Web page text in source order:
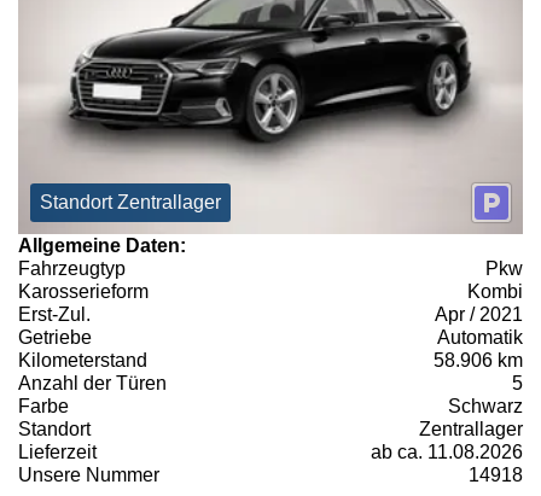
Standort Zentrallager
Allgemeine Daten:
Fahrzeugtyp
Pkw
Karosserieform
Kombi
Erst-Zul.
Apr / 2021
Getriebe
Automatik
Kilometerstand
58.906 km
Anzahl der Türen
5
Farbe
Schwarz
Standort
Zentrallager
Lieferzeit
ab ca. 11.08.2026
Unsere Nummer
14918